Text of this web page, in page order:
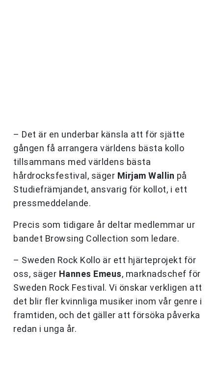
– Det är en underbar känsla att för sjätte
gången få arrangera världens bästa kollo
tillsammans med världens bästa
hårdrocksfestival, säger Mirjam Wallin på
Studiefrämjandet, ansvarig för kollot, i ett
pressmeddelande.
Precis som tidigare år deltar medlemmar ur
bandet Browsing Collection som ledare.
– Sweden Rock Kollo är ett hjärteprojekt för
oss, säger Hannes Emeus, marknadschef för
Sweden Rock Festival. Vi önskar verkligen att
det blir fler kvinnliga musiker inom vår genre i
framtiden, och det gäller att försöka påverka
redan i unga år.